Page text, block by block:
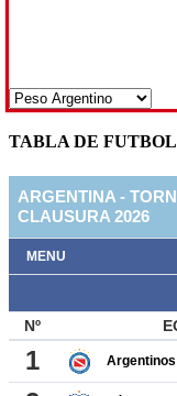
TABLA DE FUTBOL